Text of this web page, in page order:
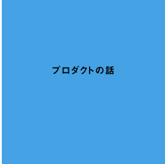
プロダクトの話